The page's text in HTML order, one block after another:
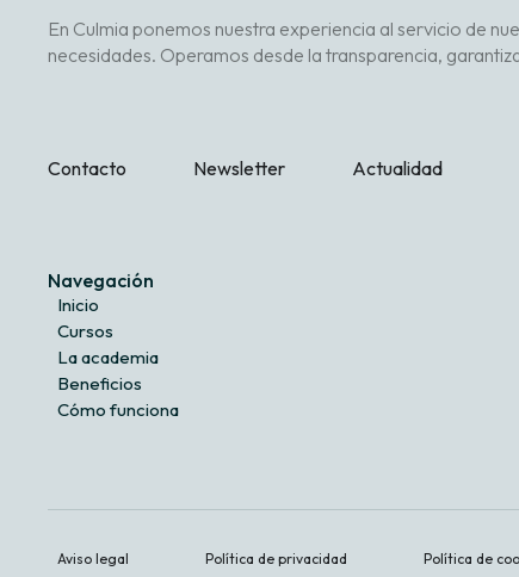
En Culmia ponemos nuestra experiencia al servicio de
necesidades. Operamos desde la transparencia,
Contacto Newsletter Actualidad
Navegación
Inicio
Cursos
La academia
Beneficios
Cómo funciona
Aviso legal Política de privacidad Política de